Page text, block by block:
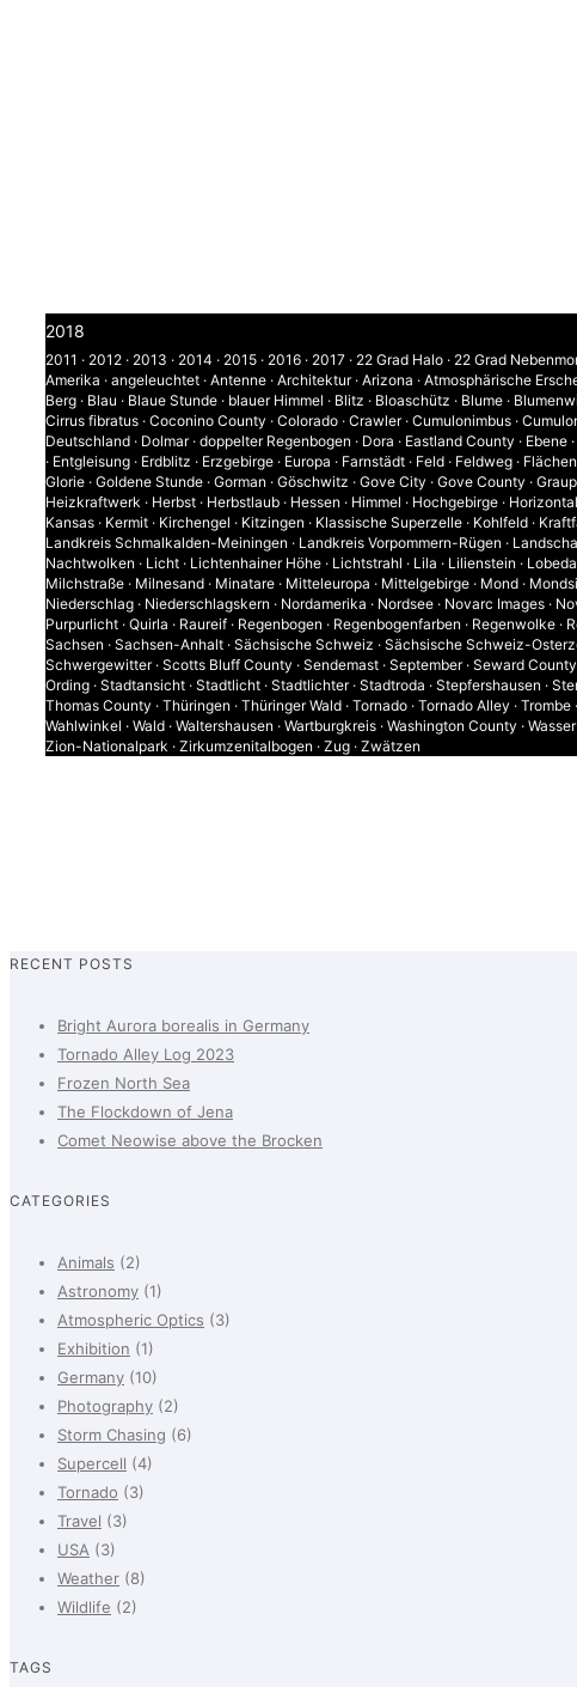
2018
2011 · 2012 · 2013 · 2014 · 2015 · 2016 · 2017 · 22 Grad Halo · 22 Grad
Amerika · angeleuchtet · Antenne · Architektur· Arizona · Atmosphärische
Berg · Blau · Blaue Stunde · blauer Himmel · Blitz · Bloaschütz · Blume ·
Cirrus fibratus · Coconino County · Colorado · Crawler· Cumulonimbus ·
Deutschland · Dolmar· doppelter Regenbogen · Dora · Eastland County · Ebene ·
· Entgleisung · Erdblitz · Erzgebirge · Europa · Farnstädt · Feld · Feldweg ·
Glorie · Goldene Stunde · Gorman · Göschwitz · Gove City · Gove County ·
Heizkraftwerk · Herbst · Herbstlaub · Hessen · Himmel · Hochgebirge ·
Kansas · Kermit · Kirchengel · Kitzingen · Klassische Superzelle · Kohlfeld ·
Landkreis Schmalkalden-Meiningen · Landkreis Vorpommern-Rügen ·
Nachtwolken · Licht · Lichtenhainer Höhe · Lichtstrahl · Lila · Lilienstein · Lobeda
Milchstraße · Milnesand · Minatare · Mitteleuropa · Mittelgebirge · Mond ·
Niederschlag · Niederschlagskern · Nordamerika · Nordsee · Novarc Images ·
Purpurlicht · Quirla · Raureif · Regenbogen · Regenbogenfarben · Regenwolke ·
Sachsen · Sachsen-Anhalt · Sächsische Schweiz · Sächsische Schweiz-
Schwergewitter· Scotts Bluff County · Sendemast · September· Seward County
Ording · Stadtansicht · Stadtlicht · Stadtlichter· Stadtroda · Stepfershausen ·
Thomas County · Thüringen · Thüringer Wald · Tornado · Tornado Alley · Trombe ·
Wahlwinkel · Wald · Waltershausen · Wartburgkreis · Washington County · Wasser
Zion-Nationalpark · Zirkumzenitalbogen · Zug · Zwätzen
RECENT POSTS
Bright Aurora borealis in Germany
Tornado Alley Log 2023
Frozen North Sea
The Flockdown of Jena
Comet Neowise above the Brocken
CATEGORIES
Animals (2)
Astronomy (1)
Atmospheric Optics (3)
Exhibition (1)
Germany (10)
Photography (2)
Storm Chasing (6)
Supercell (4)
Tornado (3)
Travel (3)
USA (3)
Weather (8)
Wildlife (2)
TAGS